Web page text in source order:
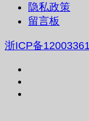
隐私政策
留言板
浙ICP备